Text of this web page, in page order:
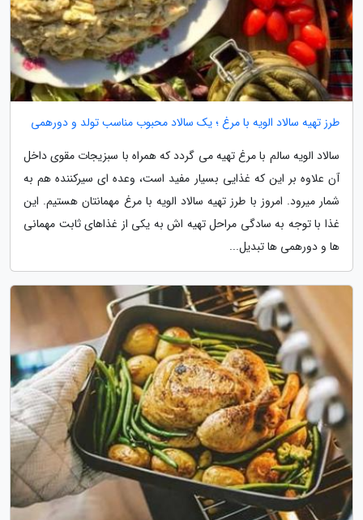
طرز تهیه سالاد الویه با مرغ ؛ یک سالاد محبوب مناسب تولد و دورهمی
سالاد الویه سالم با مرغ تهیه می گردد که همراه با سبزیجات مقوی داخل
آن علاوه بر این که غذایی بسیار مفید است، وعده ای سیرکننده هم به
شمار میرود. امروز با طرز تهیه سالاد الویه با مرغ مهمانتان هستیم. این
غذا با توجه به سادگی مراحل تهیه اش به یکی از غذاهای ثابت مهمانی
ها و دورهمی ها تبدیل...